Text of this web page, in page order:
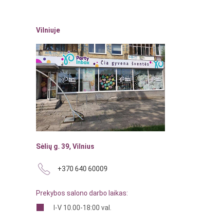
Vilniuje
Sėlių g. 39, Vilnius
+370 640 60009
Prekybos salono darbo laikas:
I-V 10.00-18:00 val.